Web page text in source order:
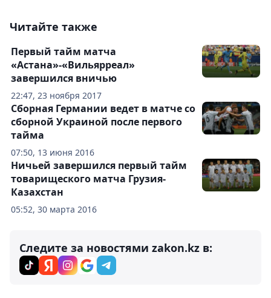
Читайте также
22:47, 23 ноября 2017
Первый тайм матча
«Астана»-«Вильярреал»
завершился вничью
07:50, 13 июня 2016
Сборная Германии ведет в матче со
сборной Украиной после первого
тайма
05:52, 30 марта 2016
Ничьей завершился первый тайм
товарищеского матча Грузия-
Казахстан
Следите за новостями zakon.kz в: